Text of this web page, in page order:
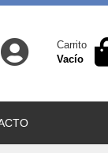
Carrito
Vacío